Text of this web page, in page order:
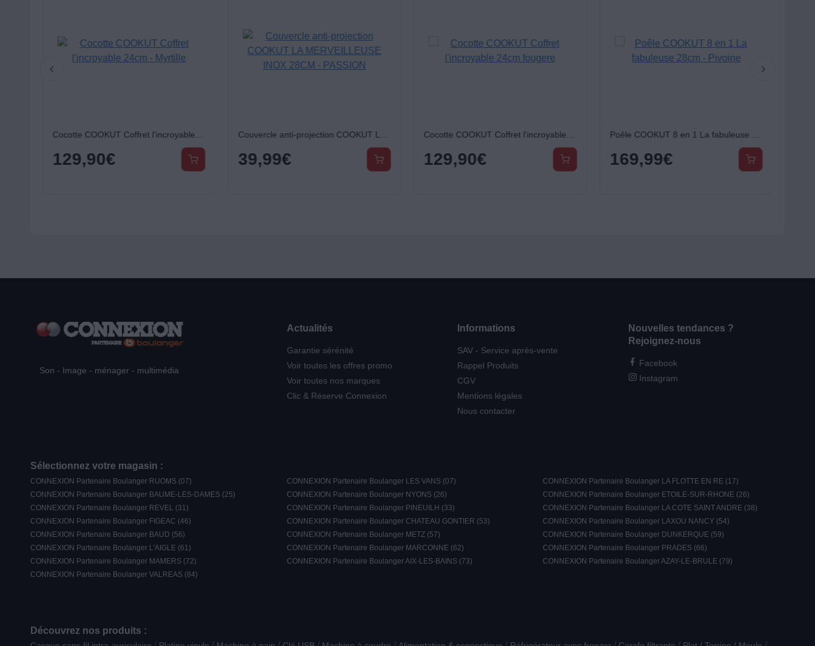
Cocotte COOKUT Coffret l'incroyable 24cm - Myrtille
129,90€
Couvercle anti-projection COOKUT LA MERVEILLEUSE INOX 28CM - PASSION
39,99€
Cocotte COOKUT Coffret l'incroyable 24cm fougere
129,90€
Poêle COOKUT 8 en 1 La fabuleuse 28cm - Pivoine
169,99€
Son - Image - ménager - multimédia
Actualités
Garantie sérénité
Voir toutes les offres promo
Voir toutes nos marques
Clic & Réserve Connexion
Informations
SAV - Service après-vente
Rappel Produits
CGV
Mentions légales
Nous contacter
Nouvelles tendances ?
Rejoignez-nous
Facebook
Instagram
Sélectionnez votre magasin :
CONNEXION Partenaire Boulanger RUOMS (07) CONNEXION Partenaire Boulanger LES VANS (07)
CONNEXION Partenaire Boulanger LA FLOTTE EN RE (17)
CONNEXION Partenaire Boulanger BAUME-LES-DAMES (25)
CONNEXION Partenaire Boulanger NYONS (26)
CONNEXION Partenaire Boulanger ETOILE-SUR-RHONE (26)
CONNEXION Partenaire Boulanger REVEL (31)
CONNEXION Partenaire Boulanger PINEUILH (33)
CONNEXION Partenaire Boulanger LA COTE SAINT ANDRE (38)
CONNEXION Partenaire Boulanger FIGEAC (46)
CONNEXION Partenaire Boulanger CHATEAU GONTIER (53)
CONNEXION Partenaire Boulanger LAXOU NANCY (54)
CONNEXION Partenaire Boulanger BAUD (56)
CONNEXION Partenaire Boulanger METZ (57)
CONNEXION Partenaire Boulanger DUNKERQUE (59)
CONNEXION Partenaire Boulanger L'AIGLE (61)
CONNEXION Partenaire Boulanger MARCONNE (62)
CONNEXION Partenaire Boulanger PRADES (66)
CONNEXION Partenaire Boulanger MAMERS (72)
CONNEXION Partenaire Boulanger AIX-LES-BAINS (73)
CONNEXION Partenaire Boulanger AZAY-LE-BRULE (79)
CONNEXION Partenaire Boulanger VALREAS (84)
Découvrez nos produits :